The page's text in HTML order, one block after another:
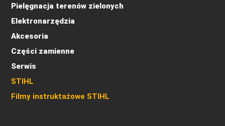
Pielęgnacja terenów zielonych
Elektronarzędzia
Akcesoria
Części zamienne
Serwis
STIHL
Filmy instruktażowe STIHL